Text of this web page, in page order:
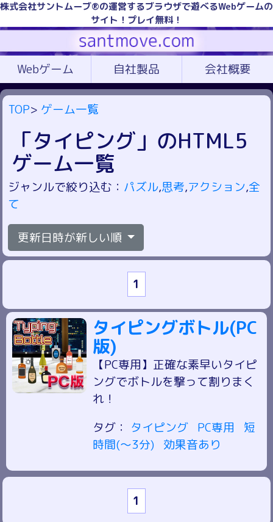
株式会社サントムーブ®の運営するブラウザで遊べるWebゲームの
サイト！プレイ無料！
Webゲーム 自社製品 会社概要
TOP> ゲーム一覧
「タイピング」のHTML5
ゲーム一覧
ジャンルで絞り込む： パズル,思考,アクション,全
て
更新日時が新しい順
1
タイピングボトル(PC
版)
【PC専用】正確な素早いタイピ
ングでボトルを撃って割りまく
れ！
タグ：
タイピング PC専用
短
時間(～3分)
効果音あり
1